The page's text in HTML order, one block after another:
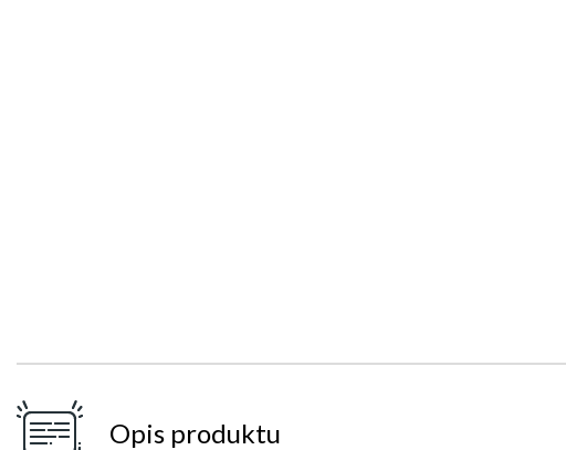
Opis produktu